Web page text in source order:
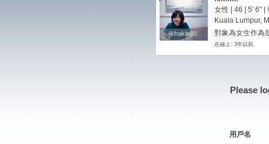
khakis80
khakis80
女性 | 46 | 5' 6" |
Kuala Lumpur,
對象為女生作為
在線上: 3年以前
Please
用戶名